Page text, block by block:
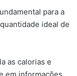
para a
ideal de
as calorias e